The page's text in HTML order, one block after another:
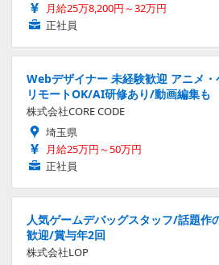
月給25万8,200円～32万円
正社員
Webデザイナー 未経験歓迎 アニメ
リモートOK/AI研修あり/動画編集も
株式会社CORE CODE
埼玉県
月給25万円～50万円
正社員
人気ゲームデバッグスタッフ/話題作
歓迎/賞与年2回
株式会社LOP